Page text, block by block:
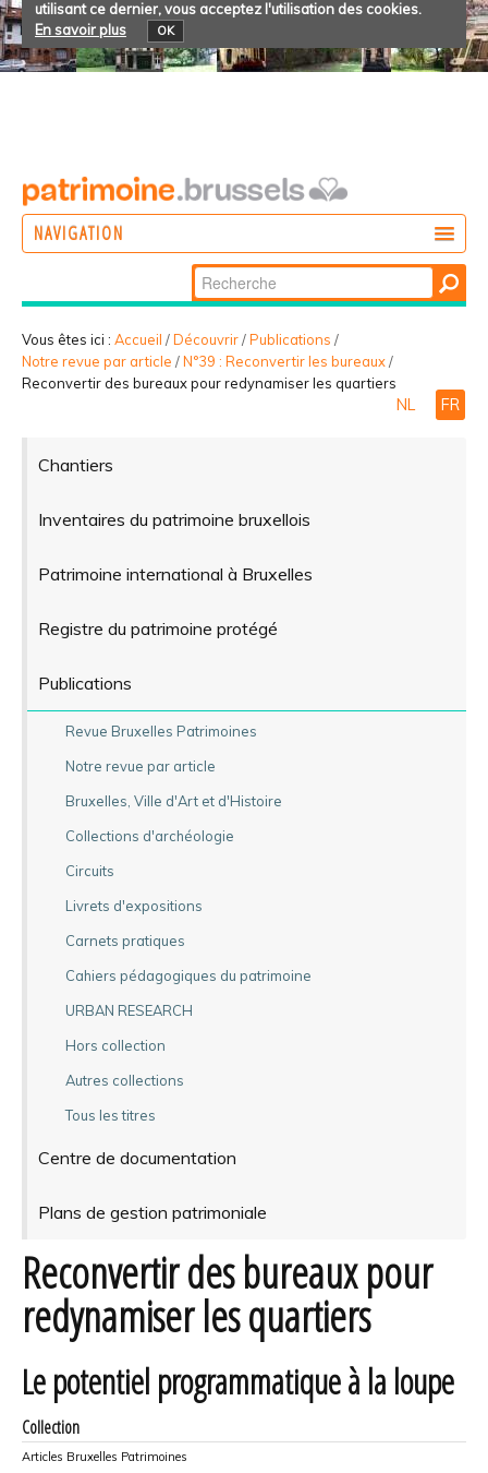
utilisant ce dernier, vous acceptez l'utilisation des cookies.
En savoir plus
OK
NAVIGATION
PARTICIPER
Chercher par
Recherche
avancée…
Vous êtes ici : Accueil /Découvrir/Publications /
Notre revue par article /N°39 : Reconvertir les bureaux/
Reconvertir des bureaux pour redynamiser les quartiers
NL FR
Chantiers
Inventaires du patrimoine bruxellois
Patrimoine international à Bruxelles
Registre du patrimoine protégé
Publications
Revue Bruxelles Patrimoines
Notre revue par article
Bruxelles, Ville d'Art et d'Histoire
Collections d'archéologie
Circuits
Livrets d'expositions
Carnets pratiques
Cahiers pédagogiques du patrimoine
URBAN RESEARCH
Hors collection
Autres collections
Tous les titres
Centre de documentation
Plans de gestion patrimoniale
Reconvertir des bureaux pour
redynamiser les quartiers
Le potentiel programmatique à la loupe
Collection
Articles Bruxelles Patrimoines